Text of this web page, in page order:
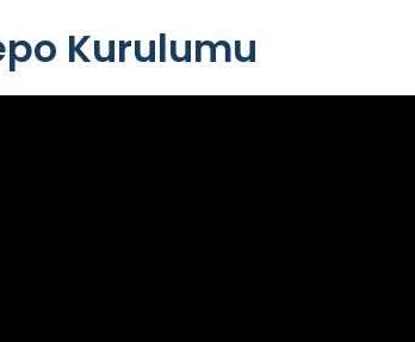
Kurulumu